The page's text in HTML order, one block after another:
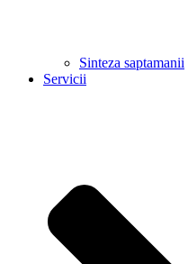
Sinteza saptamanii
Servicii